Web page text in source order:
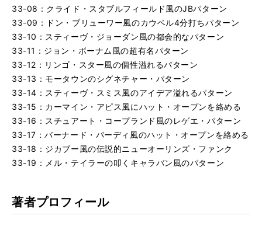
33-08：クライド・スタブルフィールド風のJBパターン
33-09：ドン・ブリューワー風のカウベル4分打ちパターン
33-10：スティーヴ・ジョーダン風の都会的なパターン
33-11：ジョン・ボーナム風の超有名パターン
33-12：リンゴ・スター風の個性溢れるパターン
33-13：モータウンのシグネチャー・パターン
33-14：スティーヴ・スミス風のアイデア溢れるパターン
33-15：カーマイン・アピス風にハット・オープンを絡める
33-16：スチュアート・コープランド風のレゲエ・パターン
33-17：バーナード・パーディ風のハット・オープンを絡める
33-18：ジカブー風の伝説的ニューオーリンズ・ファンク
33-19：メル・テイラーの叩くキャラバン風のパターン
著者プロフィール